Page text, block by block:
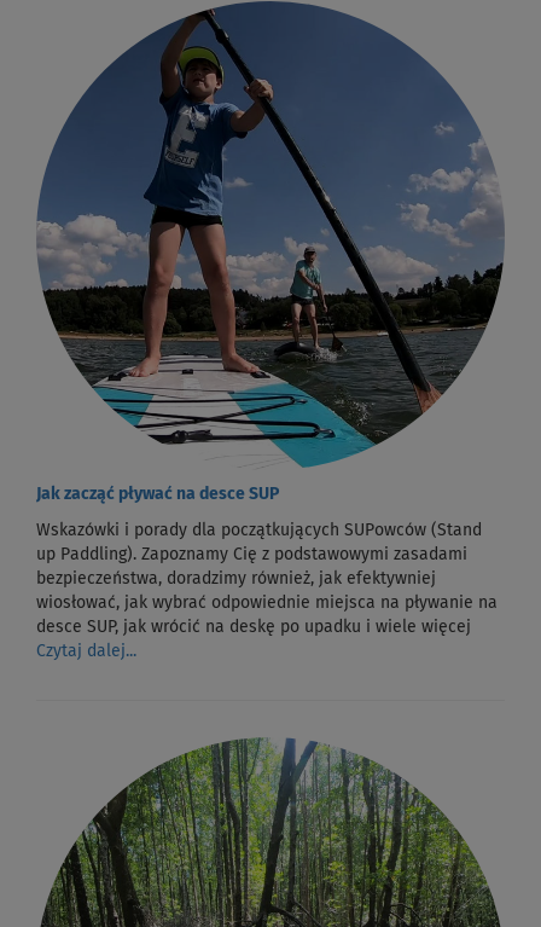
Jak zacząć pływać na desce SUP
Wskazówki i porady dla początkujących SUPowców (Stand
up Paddling). Zapoznamy Cię z podstawowymi zasadami
bezpieczeństwa, doradzimy również, jak efektywniej
wiosłować, jak wybrać odpowiednie miejsca na pływanie na
desce SUP, jak wrócić na deskę po upadku i wiele więcej
Czytaj dalej...